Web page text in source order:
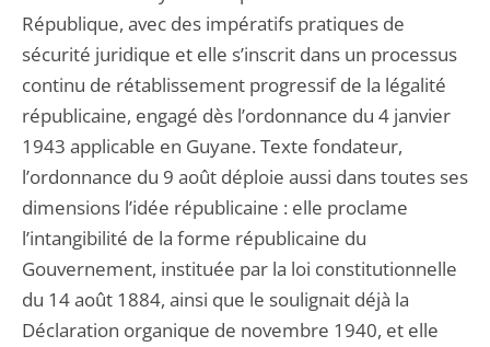
République, avec des impératifs pratiques de
sécurité juridique et elle s’inscrit dans un processus
continu de rétablissement progressif de la légalité
républicaine, engagé dès l’ordonnance du 4 janvier
1943 applicable en Guyane. Texte fondateur,
l’ordonnance du 9 août déploie aussi dans toutes ses
dimensions l’idée républicaine : elle proclame
l’intangibilité de la forme républicaine du
Gouvernement, instituée par la loi constitutionnelle
du 14 août 1884, ainsi que le soulignait déjà la
Déclaration organique de novembre 1940, et elle